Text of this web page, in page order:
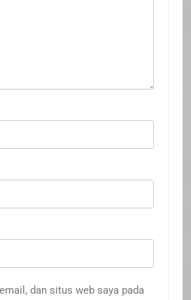
dan situs web saya pada